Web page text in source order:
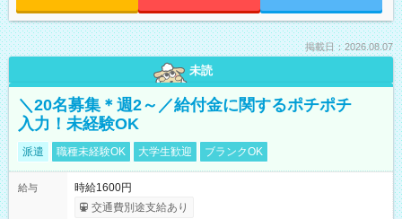
掲載日：2026.08.07
未読
＼20名募集＊週2～／給付金に関するポチポチ
入力！未経験OK
派遣 職種未経験OK 大学生歓迎 ブランクOK
給与
時給1600円
交通費別途支給あり